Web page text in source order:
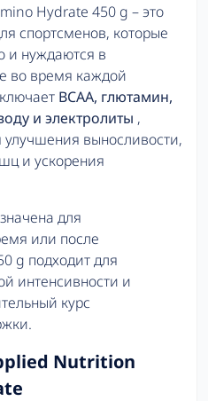
Hydrate 450 g – это
спортсменов, которые
и нуждаются в
во время каждой
BCAA, глютамин,
и электролиты ,
выносливости,
и ускорения
для
или после
g подходит для
интенсивности и
курс
Nutrition